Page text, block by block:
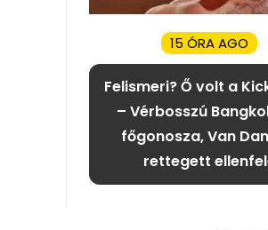
15 ÓRA AGO
Felismeri? Ő volt a
– Vérbosszú
főgonosza, Van
rettegett